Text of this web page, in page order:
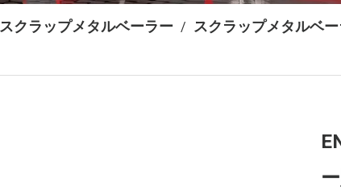
スクラップメタルベーラー / スクラップメタルベー